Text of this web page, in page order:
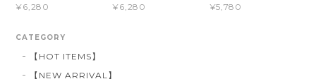
¥6,280
¥6,280
¥5,780
CATEGORY
【HOT ITEMS】
【NEW ARRIVAL】